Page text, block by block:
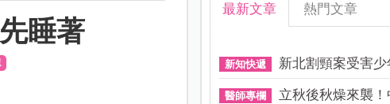
睡著
最新文章 熱門文章
新知快遞 新北割頸案受害少
醫師專欄 立秋後秋燥來襲